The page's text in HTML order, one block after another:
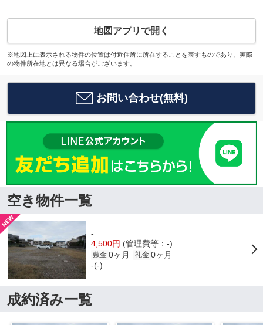
地図アプリで開く
※地図上に表示される物件の位置は付近住所に所在することを表すものであり、実際
の物件所在地とは異なる場合がございます。
お問い合わせ(無料)
空き物件一覧
-
4,500円 (管理費等：-)
敷金 0ヶ月 礼金 0ヶ月
-(-)
成約済み一覧